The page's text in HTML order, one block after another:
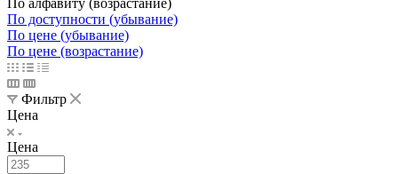
По доступности (убывание)
По цене (убывание)
По цене (возрастание)
Фильтр
Цена
Цена